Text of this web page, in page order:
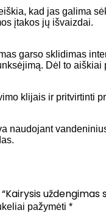
kad jas galima
įtakos jų išvaizdai.
garso sklidimas
Dėl to
klijais ir pritvirtinti
naudojant
uždengimas
pažymėti *